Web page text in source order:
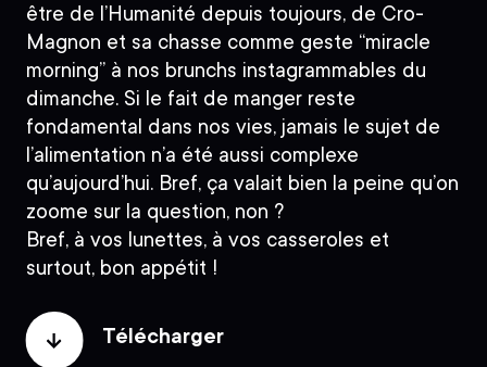
être de l’Humanité depuis toujours, de Cro-
Magnon et sa chasse comme geste “miracle
morning” à nos brunchs instagrammables du
dimanche. Si le fait de manger reste
fondamental dans nos vies, jamais le sujet de
l’alimentation n’a été aussi complexe
qu’aujourd’hui. Bref, ça valait bien la peine qu’on
zoome sur la question, non ?
Bref, à vos lunettes, à vos casseroles et
surtout, bon appétit !
Télécharger